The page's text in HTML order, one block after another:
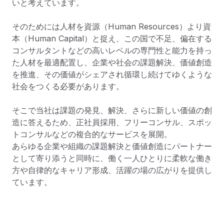
いと考えています。
そのためには人材を資源（Human Resources）より資
本（Human Capital）と捉え、この国で不足、偏在する
コンサルタントなどの高いレベルの専門性と能力を持っ
た人材を最適配置し、企業や社会の課題解決、価値創造
を推進、その価値がシェアされ循環し続けてゆくような
社会をつくる必要があります。
そこで当社は課題の発見、解決、さらに新しい価値の創
造に答えるため、正社員採用、フリーコンサル、スポッ
トコンサルなどの複合的なサービスを展開。
あらゆる企業や組織の課題解決と価値創造にパートナー
として寄り添うと同時に、働く一人ひとりに柔軟な働き
方や自律的なキャリア形成、活躍の場の広がりを提供し
ています。